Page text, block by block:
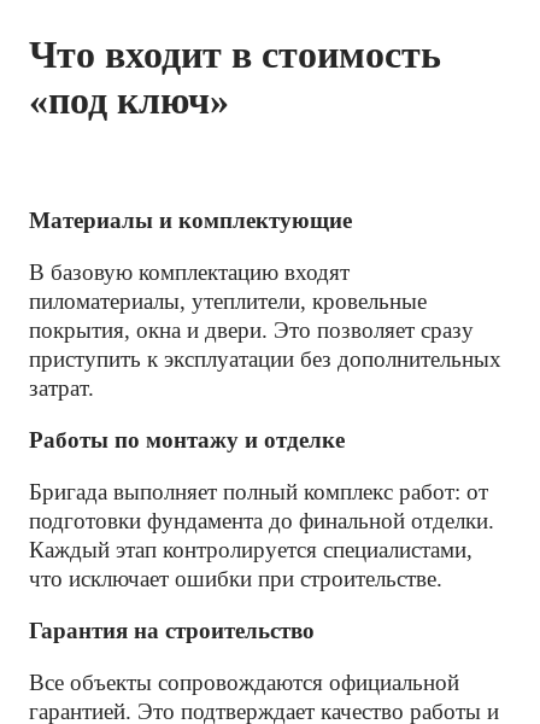
Что входит в стоимость
«под ключ»
Материалы и комплектующие
В базовую комплектацию входят
пиломатериалы, утеплители, кровельные
покрытия, окна и двери. Это позволяет сразу
приступить к эксплуатации без дополнительных
затрат.
Работы по монтажу и отделке
Бригада выполняет полный комплекс работ: от
подготовки фундамента до финальной отделки.
Каждый этап контролируется специалистами,
что исключает ошибки при строительстве.
Гарантия на строительство
Все объекты сопровождаются официальной
гарантией. Это подтверждает качество работы и